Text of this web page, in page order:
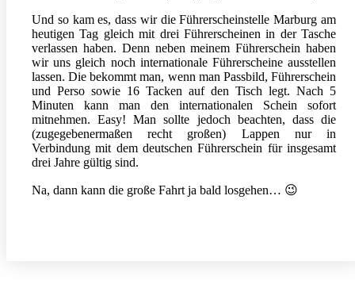
Und so kam es, dass wir die Führerscheinstelle Marburg am
heutigen Tag gleich mit drei Führerscheinen in der Tasche
verlassen haben. Denn neben meinem Führerschein haben
wir uns gleich noch internationale Führerscheine ausstellen
lassen. Die bekommt man, wenn man Passbild, Führerschein
und Perso sowie 16 Tacken auf den Tisch legt. Nach 5
Minuten kann man den internationalen Schein sofort
mitnehmen. Easy! Man sollte jedoch beachten, dass die
(zugegebenermaßen recht großen) Lappen nur in
Verbindung mit dem deutschen Führerschein für insgesamt
drei Jahre gültig sind.
Na, dann kann die große Fahrt ja bald losgehen… 😉